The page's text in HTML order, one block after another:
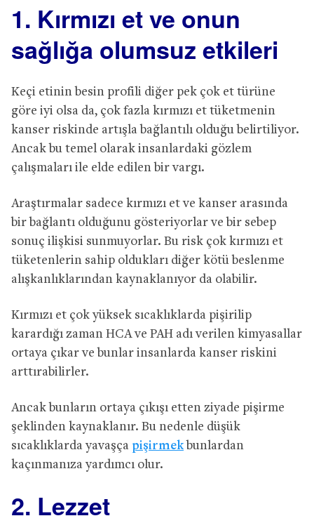
1. Kırmızı et ve onun
sağlığa olumsuz etkileri
Keçi etinin besin profili diğer pek çok et türüne
göre iyi olsa da, çok fazla kırmızı et tüketmenin
kanser riskinde artışla bağlantılı olduğu belirtiliyor.
Ancak bu temel olarak insanlardaki gözlem
çalışmaları ile elde edilen bir vargı.
Araştırmalar sadece kırmızı et ve kanser arasında
bir bağlantı olduğunu gösteriyorlar ve bir sebep
sonuç ilişkisi sunmuyorlar. Bu risk çok kırmızı et
tüketenlerin sahip oldukları diğer kötü beslenme
alışkanlıklarından kaynaklanıyor da olabilir.
Kırmızı et çok yüksek sıcaklıklarda pişirilip
karardığı zaman HCA ve PAH adı verilen kimyasallar
ortaya çıkar ve bunlar insanlarda kanser riskini
arttırabilirler.
Ancak bunların ortaya çıkışı etten ziyade pişirme
şeklinden kaynaklanır. Bu nedenle düşük
sıcaklıklarda yavaşça pişirmek bunlardan
kaçınmanıza yardımcı olur.
2. Lezzet